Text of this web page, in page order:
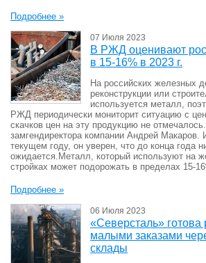
Подробнее »
07 Июля 2023
В РЖД оценивают
в 15-16% в 2023 г.
На российских железных
реконструкции или
используется металл,
РЖД периодически мониторит ситуацию с
скачков цен на эту продукцию не
замгендиректора компании Андрей Макаров.
текущем году, он уверен, что до конца года
ожидается.Металл, который используют на
стройках может подорожать в пределах 15-
Подробнее »
06 Июля 2023
«Северсталь» готова
малыми заказами
склады